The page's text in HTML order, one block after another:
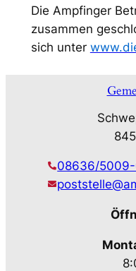
Die Ampfinger
zusammen
sich unter
08636/